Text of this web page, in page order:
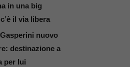
in una big
il via libera
nuovo
destinazione a
per lui